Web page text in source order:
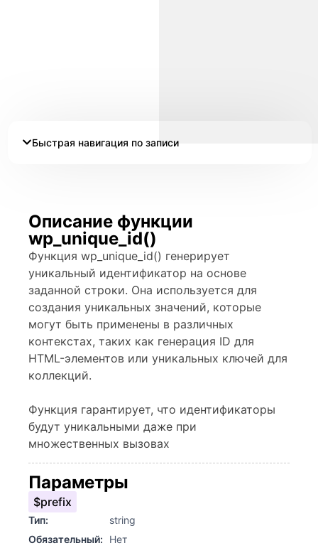
Быстрая навигация по записи
Описание функции
wp_unique_id()
Функция wp_unique_id() генерирует
уникальный идентификатор на основе
заданной строки. Она используется для
создания уникальных значений, которые
могут быть применены в различных
контекстах, таких как генерация ID для
HTML-элементов или уникальных ключей для
коллекций.
Функция гарантирует, что идентификаторы
будут уникальными даже при
множественных вызовах
Параметры
$prefix
Тип:
string
Обязательный:
Нет